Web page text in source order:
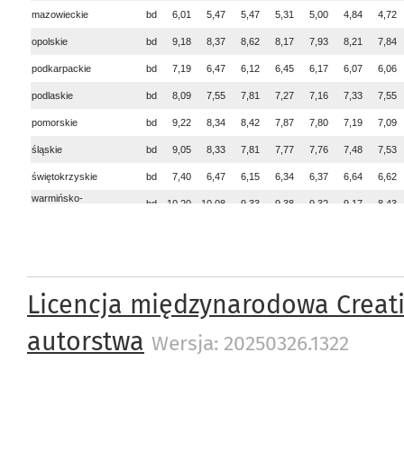
Licencja międzynarodowa
autorstwa Wersja: 20250326.1322